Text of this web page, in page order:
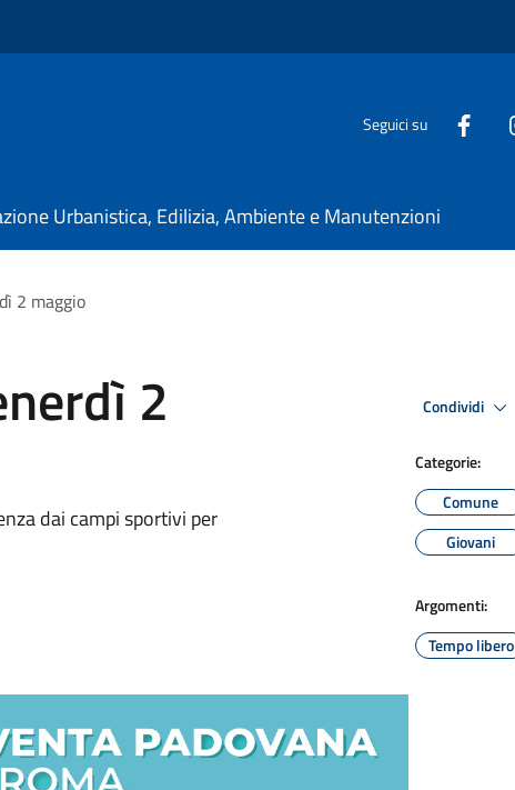
Seguici su
Urbanistica, Edilizia, Ambiente e Manutenzioni
2 maggio
2
dai campi sportivi per
Condividi
Categorie:
Comune
Giovani
Argomenti:
Tempo libero